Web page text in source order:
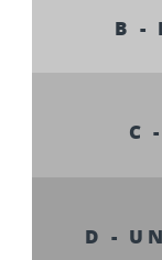
B -
C
D -